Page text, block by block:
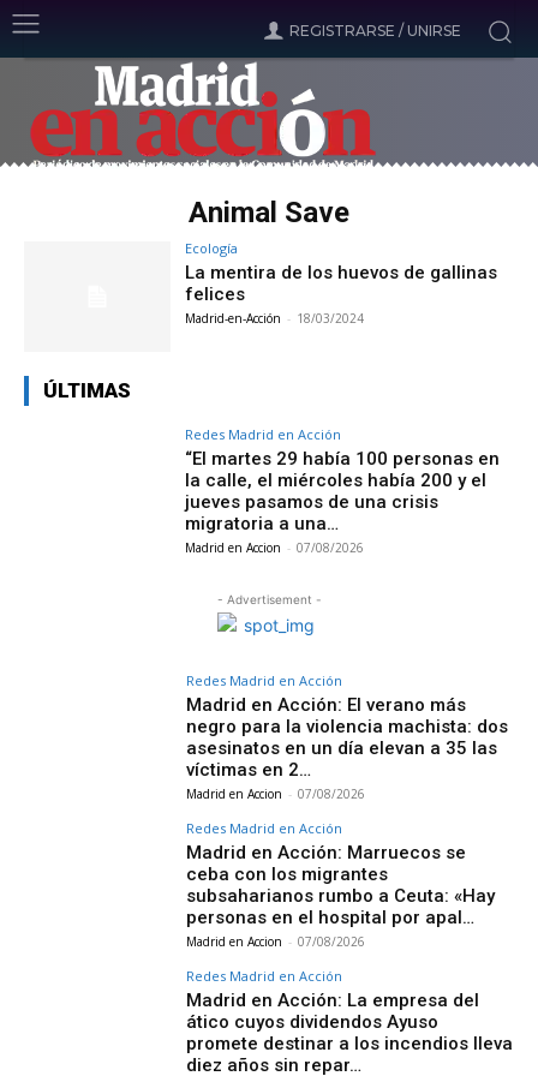
REGISTRARSE / UNIRSE
Animal Save
Ecología
La mentira de los huevos de gallinas
felices
Madrid-en-Acción - 18/03/2024
ÚLTIMAS
Redes Madrid en Acción
“El martes 29 había 100 personas en
la calle, el miércoles había 200 y el
jueves pasamos de una crisis
migratoria a una…
Madrid en Accion - 07/08/2026
- Advertisement -
Redes Madrid en Acción
Madrid en Acción: El verano más
negro para la violencia machista: dos
asesinatos en un día elevan a 35 las
víctimas en 2…
Madrid en Accion - 07/08/2026
Redes Madrid en Acción
Madrid en Acción: Marruecos se
ceba con los migrantes
subsaharianos rumbo a Ceuta: «Hay
personas en el hospital por apal…
Madrid en Accion - 07/08/2026
Redes Madrid en Acción
Madrid en Acción: La empresa del
ático cuyos dividendos Ayuso
promete destinar a los incendios lleva
diez años sin repar…